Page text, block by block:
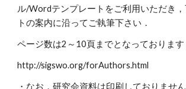
ル/Wordテンプレートをご利用いただき
トの案内に沿ってご執筆下さい．
ページ数は2～10頁までとなっております
http://sigswo.org/forAuthors.html
・なお，研究会資料は印刷しておりませ